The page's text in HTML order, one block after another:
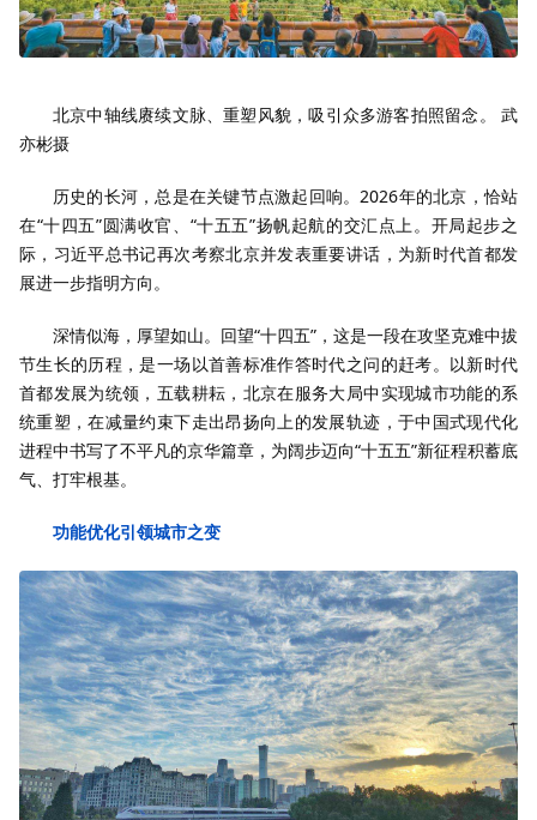
北京中轴线赓续文脉、重塑风貌，吸引众多游客拍照留念。 武
亦彬摄
历史的长河，总是在关键节点激起回响。2026年的北京，恰站
在“十四五”圆满收官、“十五五”扬帆起航的交汇点上。开局起步之
际，习近平总书记再次考察北京并发表重要讲话，为新时代首都发
展进一步指明方向。
深情似海，厚望如山。回望“十四五”，这是一段在攻坚克难中拔
节生长的历程，是一场以首善标准作答时代之问的赶考。以新时代
首都发展为统领，五载耕耘，北京在服务大局中实现城市功能的系
统重塑，在减量约束下走出昂扬向上的发展轨迹，于中国式现代化
进程中书写了不平凡的京华篇章，为阔步迈向“十五五”新征程积蓄底
气、打牢根基。
功能优化引领城市之变